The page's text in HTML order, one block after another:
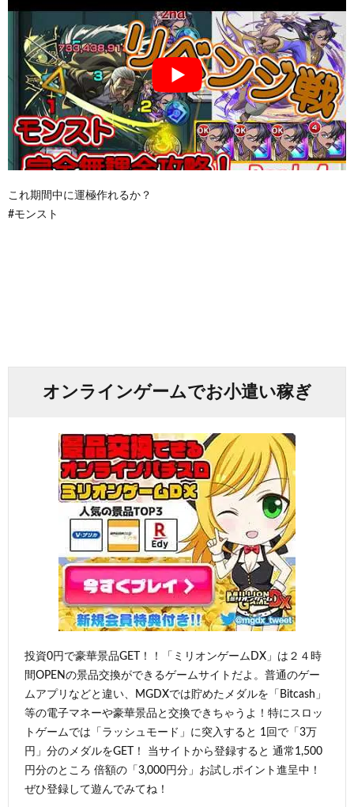
これ期間中に運極作れるか？
#モンスト
オンラインゲームでお小遣い稼ぎ
投資0円で豪華景品GET！！「ミリオンゲームDX」は２４時
間OPENの景品交換ができるゲームサイトだよ。普通のゲー
ムアプリなどと違い、MGDXでは貯めたメダルを「Bitcash」
等の電子マネーや豪華景品と交換できちゃうよ！特にスロッ
トゲームでは「ラッシュモード」に突入すると 1回で「3万
円」分のメダルをGET！ 当サイトから登録すると 通常1,500
円分のところ 倍額の「3,000円分」お試しポイント進呈中！
ぜひ登録して遊んでみてね！